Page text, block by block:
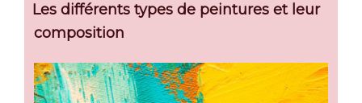
Les différents types de peintures et leur
composition